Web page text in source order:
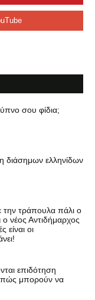
ύπνο σου φίδια;
διάσημων ελληνίδων
τράπουλα πάλι ο
νέος Αντιδήμαρχος
είναι οι
επιδότηση
πώς μπορούν να